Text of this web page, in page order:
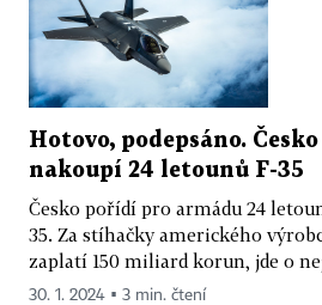
Hotovo, podepsáno.
nakoupí 24 letounů F-35
Česko pořídí pro armádu 24
35. Za stíhačky amerického
zaplatí 150 miliard korun, jde o
30. 1. 2024 ▪ 3 min. čtení